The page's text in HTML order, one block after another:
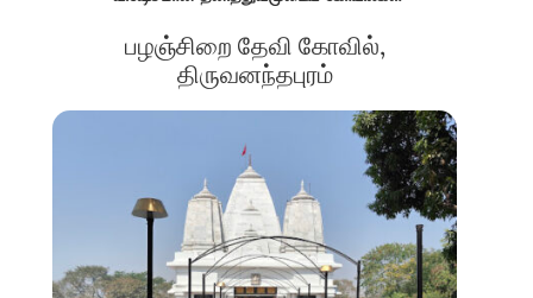
பழஞ்சிறை தேவி கோவில்,
திருவனந்தபுரம்